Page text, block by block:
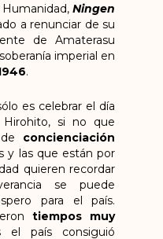
Humanidad,Ningen
a renunciar de su
de Amaterasu
imperial en
.
es celebrar el día
si no que
concienciación
y las que están por
quieren recordar
se puede
para el país.
tiempos muy
país consiguió